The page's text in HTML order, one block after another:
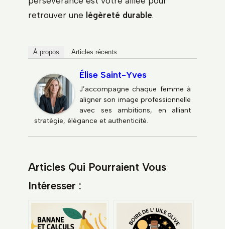
retrouver une légèreté durable.
À propos Articles récents
Élise Saint-Yves
J’accompagne chaque femme à
aligner son image professionnelle
avec ses ambitions, en alliant
stratégie, élégance et authenticité.
Articles Qui Pourraient Vous
Intéresser :